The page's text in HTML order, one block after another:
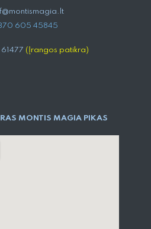
605 4584​5
(Įrangos patikra)
MONTIS MAGIA PIKAS